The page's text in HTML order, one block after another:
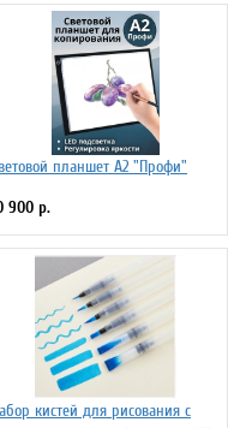
планшет А2 "Профи"
900 р.
кистей для рисования c